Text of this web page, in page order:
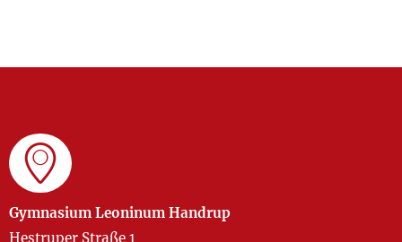
Gymnasium Leoninum Handrup
Hestruper Straße 1